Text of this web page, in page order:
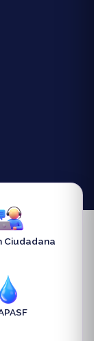
Ciudadana